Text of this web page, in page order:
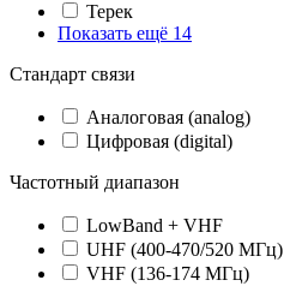
Терек
Показать ещё 14
Стандарт связи
Аналоговая (analog)
Цифровая (digital)
Частотный диапазон
LowBand + VHF
UHF (400-470/520 МГц)
VHF (136-174 МГц)